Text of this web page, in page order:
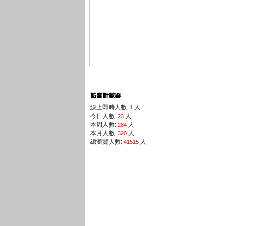
線上即時人數: 1人
今日人數: 23人
本周人數: 284人
本月人數: 320人
總瀏覽人數: 41515人